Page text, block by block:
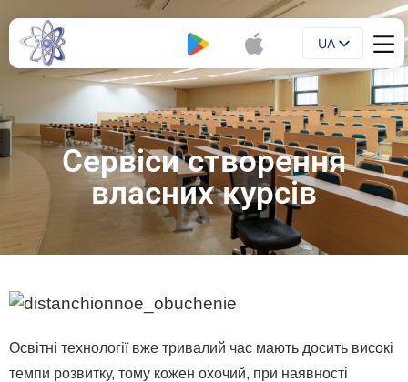
UA
EN
Сервіси створення
власних курсів
Освітні технології вже тривалий час мають досить високі
темпи розвитку, тому кожен охочий, при наявності